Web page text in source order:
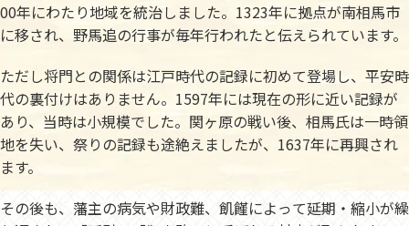
00年にわたり地域を統治しました。1323年に拠点が南相馬市
に移され、野馬追の行事が毎年行われたと伝えられています。
ただし将門との関係は江戸時代の記録に初めて登場し、平安時
代の裏付けはありません。1597年には現在の形に近い記録が
あり、当時は小規模でした。関ヶ原の戦い後、相馬氏は一時領
地を失い、祭りの記録も途絶えましたが、1637年に再興され
ます。
その後も、藩主の病気や財政難、飢饉によって延期・縮小が繰